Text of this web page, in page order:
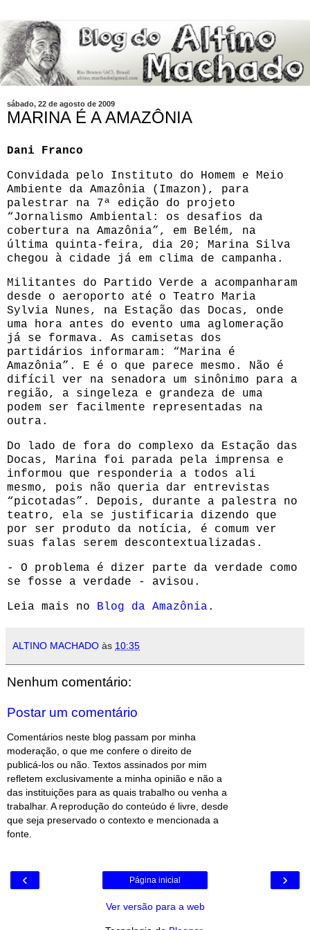
sábado, 22 de agosto de 2009
MARINA É A AMAZÔNIA
Dani Franco
Convidada pelo Instituto do Homem e Meio
Ambiente da Amazônia (Imazon), para
palestrar na 7ª edição do projeto
“Jornalismo Ambiental: os desafios da
cobertura na Amazônia”, em Belém, na
última quinta-feira, dia 20; Marina Silva
chegou à cidade já em clima de campanha.
Militantes do Partido Verde a acompanharam
desde o aeroporto até o Teatro Maria
Sylvia Nunes, na Estação das Docas, onde
uma hora antes do evento uma aglomeração
já se formava. As camisetas dos
partidários informaram: “Marina é
Amazônia”. E é o que parece mesmo. Não é
difícil ver na senadora um sinônimo para a
região, a singeleza e grandeza de uma
podem ser facilmente representadas na
outra.
Do lado de fora do complexo da Estação das
Docas, Marina foi parada pela imprensa e
informou que responderia a todos ali
mesmo, pois não queria dar entrevistas
“picotadas”. Depois, durante a palestra no
teatro, ela se justificaria dizendo que
por ser produto da notícia, é comum ver
suas falas serem descontextualizadas.
- O problema é dizer parte da verdade como
se fosse a verdade - avisou.
Leia mais no Blog da Amazônia .
ALTINO MACHADO às 10:35
Nenhum comentário:
Postar um comentário
Comentários neste blog passam por minha
moderação, o que me confere o direito de
publicá-los ou não. Textos assinados por mim
refletem exclusivamente a minha opinião e não a
das instituições para as quais trabalho ou venha a
trabalhar. A reprodução do conteúdo é livre, desde
que seja preservado o contexto e mencionada a
fonte.
‹ ›
Página inicial
Ver versão para a web